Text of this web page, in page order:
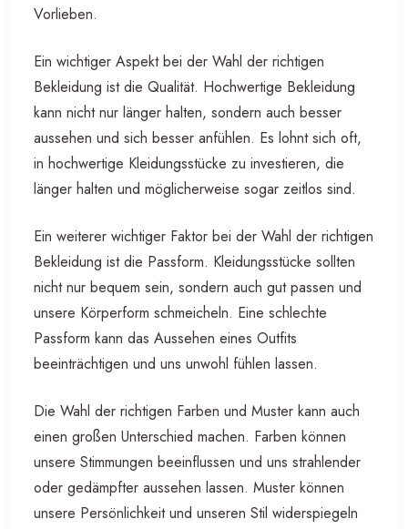
Vorlieben.
Ein wichtiger Aspekt bei der Wahl der richtigen
Bekleidung ist die Qualität. Hochwertige Bekleidung
kann nicht nur länger halten, sondern auch besser
aussehen und sich besser anfühlen. Es lohnt sich oft,
in hochwertige Kleidungsstücke zu investieren, die
länger halten und möglicherweise sogar zeitlos sind.
Ein weiterer wichtiger Faktor bei der Wahl der richtigen
Bekleidung ist die Passform. Kleidungsstücke sollten
nicht nur bequem sein, sondern auch gut passen und
unsere Körperform schmeicheln. Eine schlechte
Passform kann das Aussehen eines Outfits
beeinträchtigen und uns unwohl fühlen lassen.
Die Wahl der richtigen Farben und Muster kann auch
einen großen Unterschied machen. Farben können
unsere Stimmungen beeinflussen und uns strahlender
oder gedämpfter aussehen lassen. Muster können
unsere Persönlichkeit und unseren Stil widerspiegeln